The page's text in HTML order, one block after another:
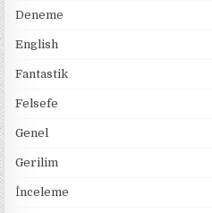
Deneme
English
Fantastik
Felsefe
Genel
Gerilim
İnceleme